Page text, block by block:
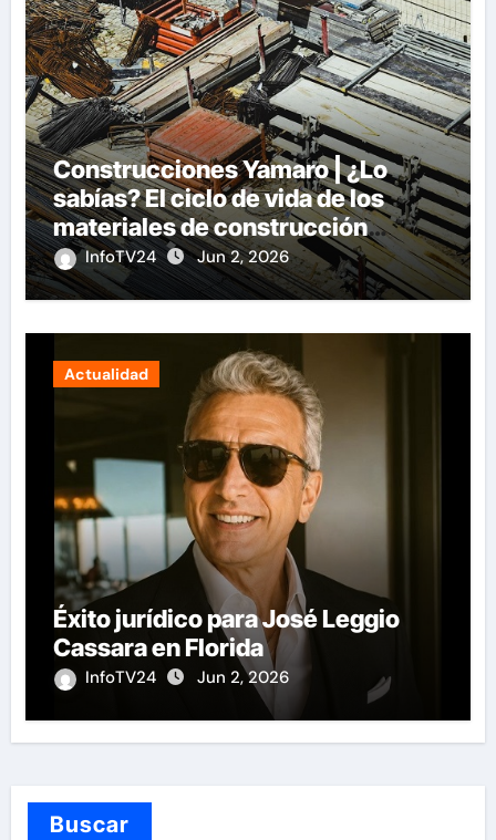
Construcciones Yamaro | ¿Lo
sabías? El ciclo de vida de los
materiales de construcción
revoluciona eficiencia en
proyectos modernos
InfoTV24 Jun 2, 2026
Actualidad
Éxito jurídico para José Leggio
Cassara en Florida
InfoTV24 Jun 2, 2026
Buscar